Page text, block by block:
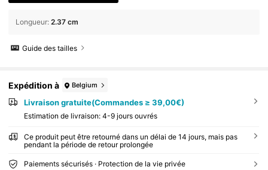
Longueur: 2.37 cm
Guide des tailles
Expédition à Belgium
Livraison gratuite(Commandes ≥ 39,00€)
Estimation de livraison: 4-9 jours ouvrés
Ce produit peut être retourné dans un délai de 14 jours, mais pas
pendant la période de retour prolongée
Paiements sécurisés · Protection de la vie privée